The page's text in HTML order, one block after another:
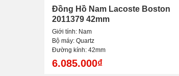
Đồng Hồ Nam Lacoste Boston
2011379 42mm
Giới tính: Nam
Bộ máy: Quartz
Đường kính: 42mm
6.085.000₫